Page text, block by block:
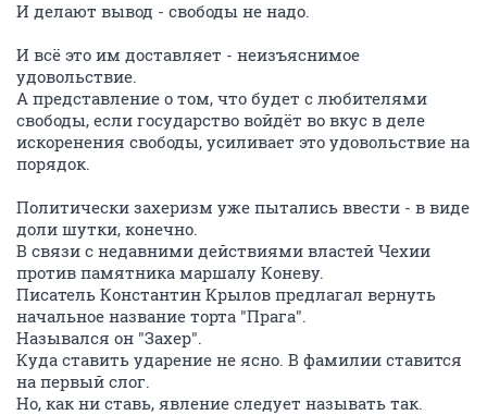
И делают вывод - свободы не надо.
И всё это им доставляет - неизъяснимое
удовольствие.
А представление о том, что будет с любителями
свободы, если государство войдёт во вкус в деле
искоренения свободы, усиливает это удовольствие на
порядок.
Политически захеризм уже пытались ввести - в виде
доли шутки, конечно.
В связи с недавними действиями властей Чехии
против памятника маршалу Коневу.
Писатель Константин Крылов предлагал вернуть
начальное название торта "Прага".
Назывался он "Захер".
Куда ставить ударение не ясно. В фамилии ставится
на первый слог.
Но, как ни ставь, явление следует называть так.